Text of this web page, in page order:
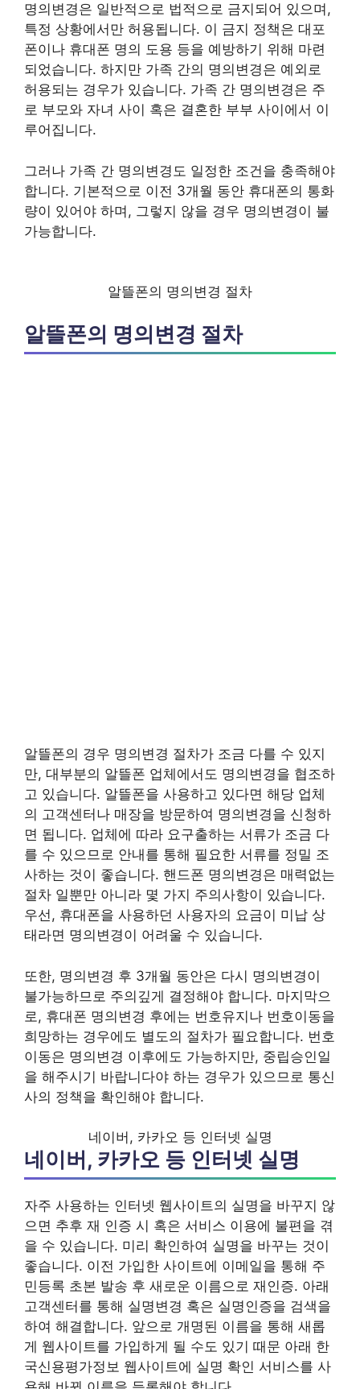
명의변경은 일반적으로 법적으로 금지되어 있으며,
특정 상황에서만 허용됩니다. 이 금지 정책은 대포
폰이나 휴대폰 명의 도용 등을 예방하기 위해 마련
되었습니다. 하지만 가족 간의 명의변경은 예외로
허용되는 경우가 있습니다. 가족 간 명의변경은 주
로 부모와 자녀 사이 혹은 결혼한 부부 사이에서 이
루어집니다.
그러나 가족 간 명의변경도 일정한 조건을 충족해야
합니다. 기본적으로 이전 3개월 동안 휴대폰의 통화
량이 있어야 하며, 그렇지 않을 경우 명의변경이 불
가능합니다.
알뜰폰의 명의변경 절차
알뜰폰의 명의변경 절차
알뜰폰의 경우 명의변경 절차가 조금 다를 수 있지
만, 대부분의 알뜰폰 업체에서도 명의변경을 협조하
고 있습니다. 알뜰폰을 사용하고 있다면 해당 업체
의 고객센터나 매장을 방문하여 명의변경을 신청하
면 됩니다. 업체에 따라 요구출하는 서류가 조금 다
를 수 있으므로 안내를 통해 필요한 서류를 정밀 조
사하는 것이 좋습니다. 핸드폰 명의변경은 매력없는
절차 일뿐만 아니라 몇 가지 주의사항이 있습니다.
우선, 휴대폰을 사용하던 사용자의 요금이 미납 상
태라면 명의변경이 어려울 수 있습니다.
또한, 명의변경 후 3개월 동안은 다시 명의변경이
불가능하므로 주의깊게 결정해야 합니다. 마지막으
로, 휴대폰 명의변경 후에는 번호유지나 번호이동을
희망하는 경우에도 별도의 절차가 필요합니다. 번호
이동은 명의변경 이후에도 가능하지만, 중립승인일
을 해주시기 바랍니다야 하는 경우가 있으므로 통신
사의 정책을 확인해야 합니다.
네이버, 카카오 등 인터넷 실명
네이버, 카카오 등 인터넷 실명
자주 사용하는 인터넷 웹사이트의 실명을 바꾸지 않
으면 추후 재 인증 시 혹은 서비스 이용에 불편을 겪
을 수 있습니다. 미리 확인하여 실명을 바꾸는 것이
좋습니다. 이전 가입한 사이트에 이메일을 통해 주
민등록 초본 발송 후 새로운 이름으로 재인증. 아래
고객센터를 통해 실명변경 혹은 실명인증을 검색을
하여 해결합니다. 앞으로 개명된 이름을 통해 새롭
게 웹사이트를 가입하게 될 수도 있기 때문 아래 한
국신용평가정보 웹사이트에 실명 확인 서비스를 사